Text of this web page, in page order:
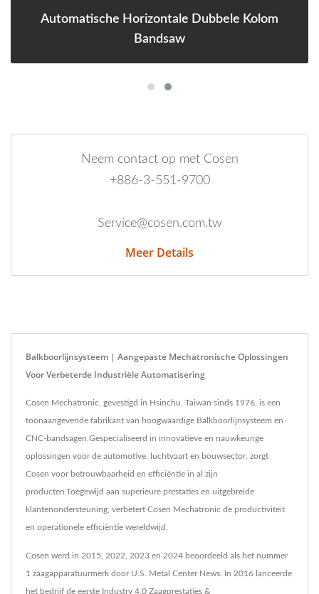
Automatische Horizontale Dubbele Kolom
Bandsaw
Neem contact op met Cosen
+886-3-551-9700
Service@cosen.com.tw
Meer Details
Balkboorlijnsysteem | Aangepaste Mechatronische Oplossingen
Voor Verbeterde Industriële Automatisering
Cosen Mechatronic, gevestigd in Hsinchu, Taiwan sinds 1976, is een
toonaangevende fabrikant van hoogwaardige Balkboorlijnsysteem en
CNC-bandsagen.Gespecialiseerd in innovatieve en nauwkeurige
oplossingen voor de automotive, luchtvaart en bouwsector, zorgt
Cosen voor betrouwbaarheid en efficiëntie in al zijn
producten.Toegewijd aan superieure prestaties en uitgebreide
klantenondersteuning, verbetert Cosen Mechatronic de productiviteit
en operationele efficiëntie wereldwijd.
Cosen werd in 2015, 2022, 2023 en 2024 beoordeeld als het nummer
1 zaagapparatuurmerk door U.S. Metal Center News. In 2016 lanceerde
het bedrijf de eerste Industry 4.0 Zaagprestaties &